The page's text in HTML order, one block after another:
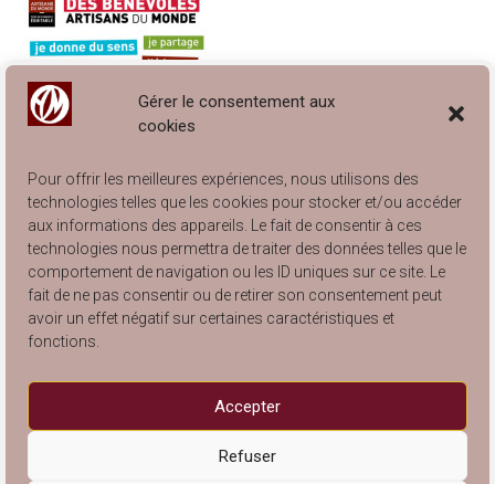
Gérer le consentement aux
cookies
Pour offrir les meilleures expériences, nous utilisons des
technologies telles que les cookies pour stocker et/ou accéder
aux informations des appareils. Le fait de consentir à ces
technologies nous permettra de traiter des données telles que le
comportement de navigation ou les ID uniques sur ce site. Le
fait de ne pas consentir ou de retirer son consentement peut
avoir un effet négatif sur certaines caractéristiques et
fonctions.
Accepter
Refuser
Engagé à Lyon… et à Villeurbanne !
Catalogue Articles de Rangement 2025
Catalogue Arts de la Table 2025
Catalogue Articles de Décoration 2025